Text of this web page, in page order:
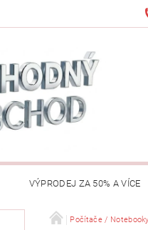
VÝPRODEJ ZA 50% A VÍCE
DÍLNA / NÁŘADÍ /
Počítače / Notebooky